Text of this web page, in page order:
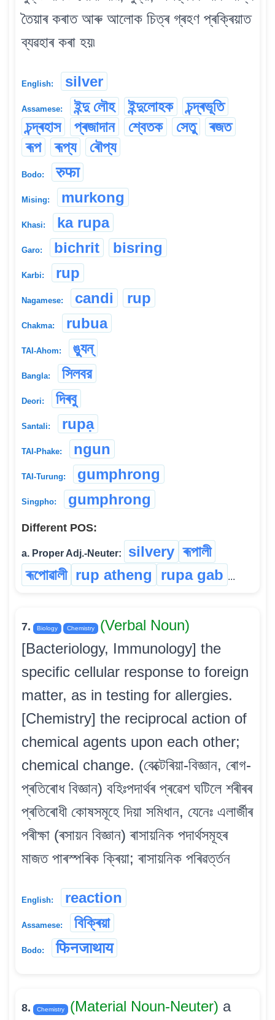
তৈয়াৰ কৰাত আৰু আলোক চিত্ৰ গ্ৰহণ প্ৰক্ৰিয়াত
ব্যৱহাৰ কৰা হয়৷
English: silver
Assamese: ইন্দু লৌহ ইন্দুলোহক
চন্দ্ৰভূতি
চন্দ্ৰহাস
প্ৰজাদান শ্বেতক সেতু
ৰজত
ৰূপ
ৰূপ্য ৰৌপ্য
Bodo: रुफा
Mising: murkong
Khasi: ka rupa
Garo: bichrit bisring
Karbi: rup
Nagamese: candi rup
Chakma: rubua
TAI-Ahom: ঙ্যুন্
Bangla: সিলবর
Deori: দিৰবু
Santali: rupạ
TAI-Phake: ngun
TAI-Turung: gumphrong
Singpho: gumphrong
Different POS:
a. Proper Adj.-Neuter: silvery ৰূপালী
ৰূপোৱালী rup atheng rupa gab ...
7. Biology Chemistry
(Verbal Noun)
[Bacteriology, Immunology] the
specific cellular response to foreign
matter, as in testing for allergies.
[Chemistry] the reciprocal action of
chemical agents upon each other;
chemical change. (বেক্টেৰিয়া-বিজ্ঞান, ৰোগ-
প্ৰতিৰোধ বিজ্ঞান) বহিঃপদাৰ্থৰ প্ৰৱেশ ঘটিলে শৰীৰৰ
প্ৰতিৰোধী কোষসমূহে দিয়া সমিধান, যেনেঃ এলাৰ্জীৰ
পৰীক্ষা (ৰসায়ন বিজ্ঞান) ৰাসায়নিক পদাৰ্থসমূহৰ
মাজত পাৰস্পৰিক ক্ৰিয়া; ৰাসায়নিক পৰিৱৰ্ত্তন
English: reaction
Assamese: বিক্ৰিয়া
Bodo: फिनजाथाय
8. Chemistry (Material Noun-Neuter) a